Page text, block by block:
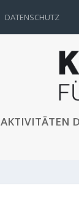
DATENSCHUTZ
AKTIVITÄTEN